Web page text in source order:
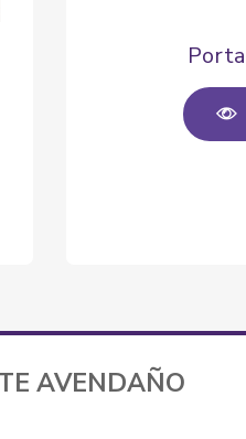
AVENDAÑO